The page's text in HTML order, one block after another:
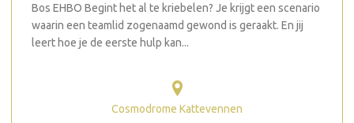
Bos EHBO Begint het al te kriebelen? Je krijgt een scenario
waarin een teamlid zogenaamd gewond is geraakt. En jij
leert hoe je de eerste hulp kan...
Cosmodrome Kattevennen